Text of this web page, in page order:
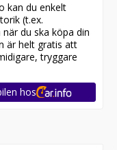
kan du enkelt
(t.ex.
du ska köpa din
är helt gratis att
tryggare
hos